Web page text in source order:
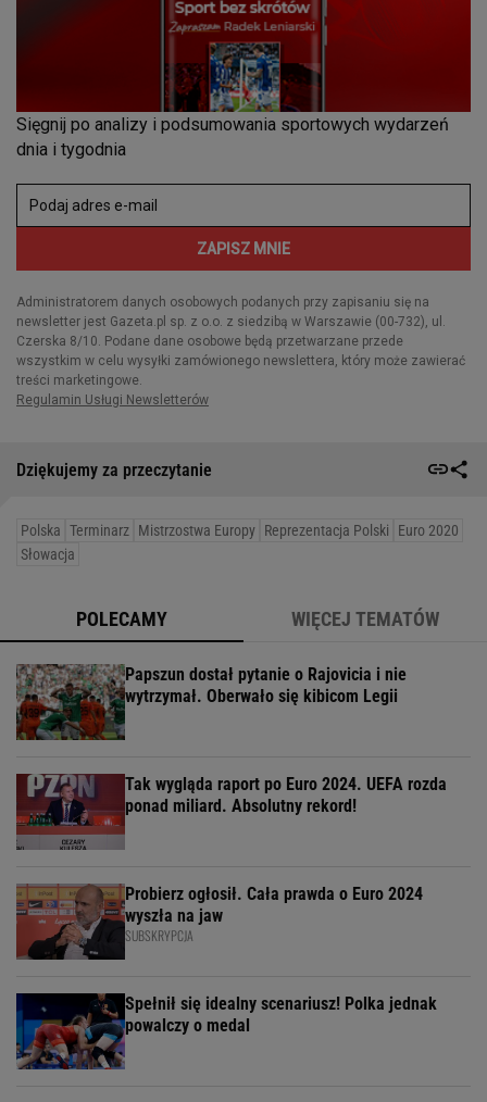
Dziękujemy za przeczytanie
Polska Terminarz Mistrzostwa Europy Reprezentacja Polski
Euro 2020
Słowacja
POLECAMY WIĘCEJ TEMATÓW
Papszun dostał pytanie o Rajovicia i nie
wytrzymał. Oberwało się kibicom Legii
Tak wygląda raport po Euro 2024. UEFA rozda
ponad miliard. Absolutny rekord!
Probierz ogłosił. Cała prawda o Euro 2024
wyszła na jaw
SUBSKRYPCJA
Spełnił się idealny scenariusz! Polka jednak
powalczy o medal